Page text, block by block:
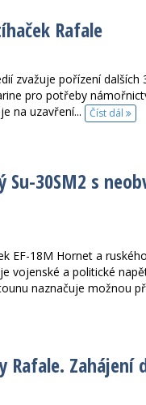
Rafale
zvažuje pořízení dalších
pro potřeby
na uzavření...
Číst dál
30SM2 s
EF-18M Hornet a
vojenské a politické
naznačuje možnou
Zahájení